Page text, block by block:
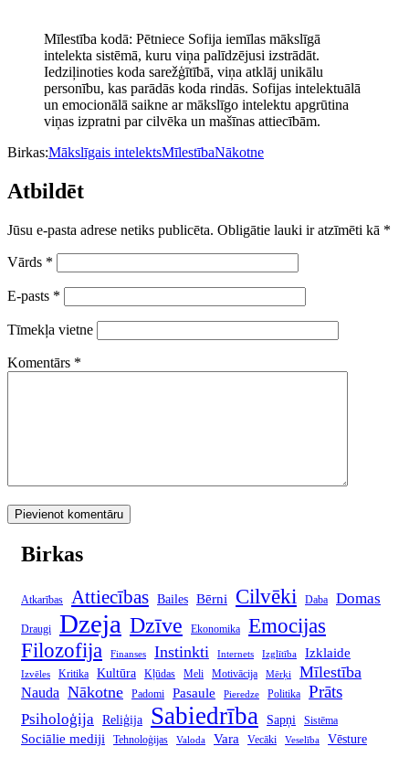
Mīlestība kodā: Pētniece Sofija iemīlas mākslīgā
intelekta sistēmā, kuru viņa palīdzējusi izstrādāt.
Iedziļinoties koda sarežģītībā, viņa atklāj unikālu
personību, kas parādās koda rindās. Sofijas intelektuālā
un emocionālā saikne ar mākslīgo intelektu apgrūtina
viņas izpratni par cilvēka un mašīnas attiecībām.
Birkas:Mākslīgais intelektsMīlestībaNākotne
Atbildēt
Jūsu e-pasta adrese netiks publicēta. Obligātie lauki ir atzīmēti kā *
Vārds *
E-pasts *
Tīmekļa vietne
Komentārs *
Birkas
Atkarības Attiecības Bailes Bērni Cilvēki Daba Domas
Draugi Dzeja Dzīve Ekonomika Emocijas
Filozofija Finanses Instinkti Internets Izglītība Izklaide
Izvēles Kritika Kultūra Kļūdas Meli Motivācija Mērķi Mīlestība
Nauda Nākotne Padomi Pasaule Pieredze Politika Prāts
Psiholoģija Reliģija Sabiedrība Sapņi Sistēma
Sociālie mediji Tehnoloģijas Valoda Vara Vecāki Veselība Vēsture